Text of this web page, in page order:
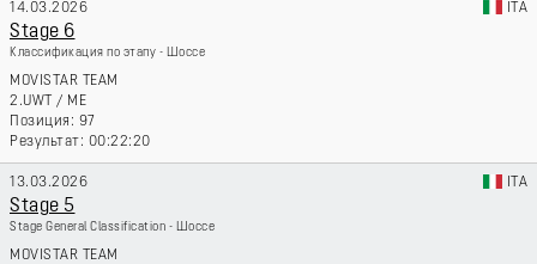
14.03.2026 ITA
Stage 6
Классификация по этапу - Шоссе
MOVISTAR TEAM
2.UWT / ME
97
00:22:20
13.03.2026 ITA
Stage 5
Stage General Classification - Шоссе
MOVISTAR TEAM